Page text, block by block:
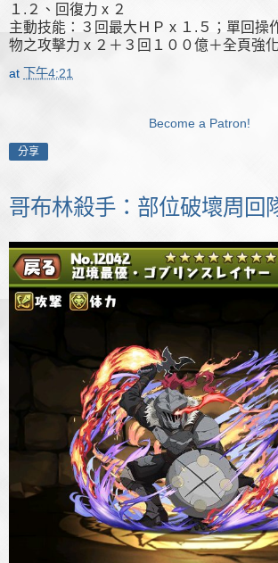
１.２、回復力 x ２
主動技能：３回最大ＨＰ x １.５；單回操
物之攻擊力 x ２＋３回１００億＋全頁強化
at 下午4:21
Become a Patron!
分享
哥布林殺手：部位破壞周回